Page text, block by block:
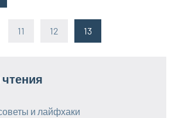
11 12 13
чтения
и лайфхаки